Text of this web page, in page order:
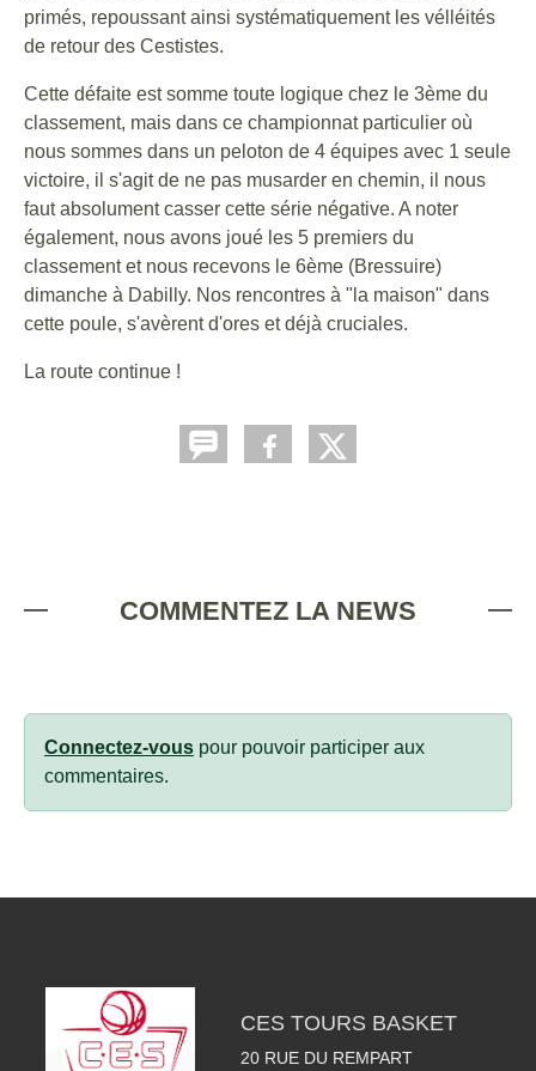
primés, repoussant ainsi systématiquement les vélléités
de retour des Cestistes.
Cette défaite est somme toute logique chez le 3ème du
classement, mais dans ce championnat particulier où
nous sommes dans un peloton de 4 équipes avec 1 seule
victoire, il s'agit de ne pas musarder en chemin, il nous
faut absolument casser cette série négative. A noter
également, nous avons joué les 5 premiers du
classement et nous recevons le 6ème (Bressuire)
dimanche à Dabilly. Nos rencontres à "la maison" dans
cette poule, s'avèrent d'ores et déjà cruciales.
La route continue !
COMMENTEZ LA NEWS
Connectez-vous pour pouvoir participer aux
commentaires.
CES TOURS BASKET
20 RUE DU REMPART